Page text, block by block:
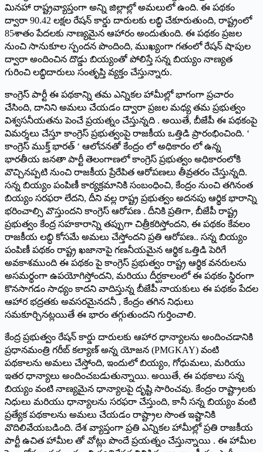
మినహా రాష్ట్రవ్యాప్తంగా అన్ని జిల్లాల్లో అమలులో ఉంది. ఈ పథకం
ద్వారా 90.42 లక్షల రేషన్ కార్డు దారులకు లబ్ధి చేకూరుతుంది, రాష్ట్రంలో
85శాతం పేదలకు నాణ్యమైన ఆహారం అందుతుంది. ఈ పథకం ప్రజల
నుంచి సానుకూల స్పందన పొందింది, ముఖ్యంగా గతంలో రేషన్ షాపుల
ద్వారా అందించిన దొడ్డు బియ్యంతో పోలిస్తే సన్న బియ్యం నాణ్యత
గురించి లబ్ధిదారులు సంతృప్తి వ్యక్తం చేస్తున్నారు.
కాంగ్రెస్ పార్టీ ఈ పథకాన్ని తమ ఎన్నికల హామీల్లో భాగంగా ప్రచారం
చేసింది, దానిని అమలు చేయడం ద్వారా ప్రజల మధ్య తమ ప్రభుత్వం
విశ్వసనీయతను పెంచే ప్రయత్నం చేస్తున్నది . అయితే, బీజేపీ ఈ పథకంపై
విమర్శలు చేస్తూ కాంగ్రెస్ ప్రభుత్వంపై రాజకీయ ఒత్తిడి ప్రారంభించింది. ‘
కాంగ్రెస్ ముక్త్ భారత్ ‘ ఆలోచనతో కేంద్రం లో అధికారం లో ఉన్న
భారతీయ జనతా పార్టీ తెలంగాణలో కాంగ్రెస్ ప్రభుత్వం అధికారంలోకి
వొచ్చినప్పటి నుంచి రాజకీయ ప్రేరేపిత ఆరోపణలు తీవ్రతరం చేస్తున్నది.
సన్న బియ్యం పంపిణీ కార్యక్రమానికి సంబంధించి, కేంద్రం నుంచి తగినంత
బియ్యం సరఫరా లేదని, దీని వల్ల రాష్ట్ర ప్రభుత్వం అదనపు ఆర్థిక భారాన్ని
భరించాల్సి వొస్తుందని కాంగ్రెస్ ఆరోపణ . దీనికి ప్రతిగా, బీజేపీ రాష్ట్ర
ప్రభుత్వం కేంద్ర సహకారాన్ని తప్పుగా చిత్రీకరిస్తోందని, ఈ పథకం కేవలం
రాజకీయ లబ్ధి కోసమే అమలు చేస్తోందని ప్రతి ఆరోపణ.. సన్న బియ్యం
పంపిణీ పథకం రాష్ట్ర ఖజానాపై గణనీయమైన ఆర్థిక ఒత్తిడి పెరిగే
అవకాశముంది ఈ పథకం పై కాంగ్రెస్ ప్రభుత్వం రాష్ట్ర ఆర్థిక వనరులను
అసమర్థంగా ఉపయోగిస్తోందని, మరియు దీర్ఘకాలంలో ఈ పథకం స్థిరంగా
కొనసాగడం సాధ్యం కాదని వాదిస్తున్న బీజేపీ నాయకులు ఈ పథకం పేదల
ఆహార భద్రతకు అవసరమైనదనీ , కేంద్రం తగిన నిధులు
సమకూర్చినట్లయితే ఈ భారం తగ్గుతుందని గుర్తించాలి.
కేంద్ర ప్రభుత్వం రేషన్ కార్డు దారులకు ఆహార ధాన్యాలను అందించడానికి
ప్రధానమంత్రి గరీబ్ కల్యాణ్ అన్న యోజన (PMGKAY) వంటి
పథకాలను అమలు చేస్తోంది, ఇందులో బియ్యం, గోధుమలు, మరియు
ఇతర ధాన్యాలు అందించబడుతున్నాయి. అయితే, ఈ పథకాలు సన్న
బియ్యం వంటి నాణ్యమైన ధాన్యాలపై దృష్టి సారించవు. కేంద్రం రాష్ట్రాలకు
నిధులు మరియు ధాన్యాలను సరఫరా చేస్తుంది, కానీ సన్న బియ్యం వంటి
ప్రత్యేక పథకాలను అమలు చేయడం రాష్ట్రాల సొంత ఇష్టానికి
వొదిలివేయబడింది. దేశ వ్యాప్తంగా ప్రతి ఎన్నికల హామీల్లో ప్రతి రాజకీయ
పార్టీ ఉచిత హామీల తో వోట్లు పొందే ప్రయత్నం చేస్తున్నాయి . ఈ హామీల